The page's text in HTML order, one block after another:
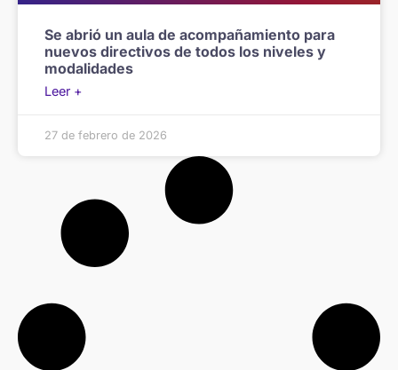
Se abrió un aula de acompañamiento para
nuevos directivos de todos los niveles y
modalidades
Leer +
27 de febrero de 2026